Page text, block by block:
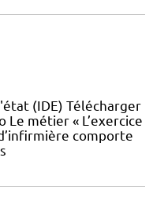
(IDE) Télécharger
Le métier « L’exercice
comporte